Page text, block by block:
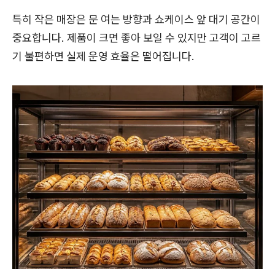
특히 작은 매장은 문 여는 방향과 쇼케이스 앞 대기 공간이
중요합니다. 제품이 크면 좋아 보일 수 있지만 고객이 고르
기 불편하면 실제 운영 효율은 떨어집니다.